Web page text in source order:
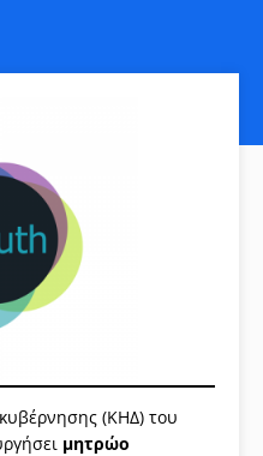
(ΚΗΔ) του
μητρώο